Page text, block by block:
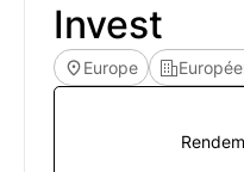
Invest
Europe